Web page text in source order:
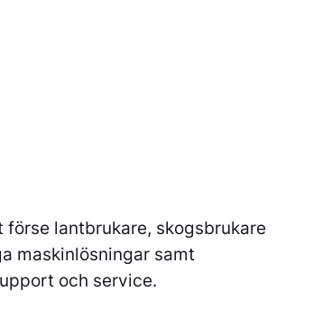
lantbrukare, skogsbrukare
maskinlösningar samt
och service.